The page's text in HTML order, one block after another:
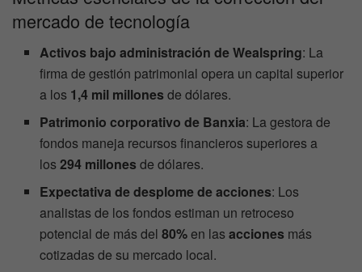
mercado de tecnología
Activos bajo administración de Wealspring: La
firma de gestión patrimonial opera un capital superior
a los 1,4 mil millones de dólares.
Patrimonio corporativo de Banxia: La gestora de
fondos maneja recursos financieros superiores a
los294 millones de dólares.
Expectativa de desplome de acciones: Los
analistas de los fondos estiman un retroceso
potencial de más del80%en lasacciones más
cotizadas de su mercado local.